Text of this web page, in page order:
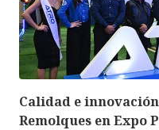
Calidad e
Remolques en Expo